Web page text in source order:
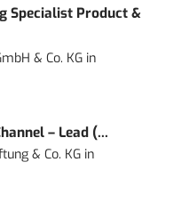
Specialist Product &
& Co. KG in
– Lead (...
& Co. KG in